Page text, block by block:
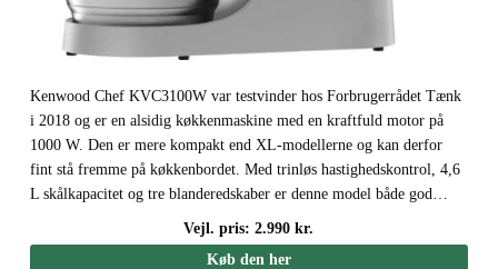
Kenwood Chef KVC3100W var testvinder hos Forbrugerrådet Tænk
i 2018 og er en alsidig køkkenmaskine med en kraftfuld motor på
1000 W. Den er mere kompakt end XL-modellerne og kan derfor
fint stå fremme på køkkenbordet. Med trinløs hastighedskontrol, 4,6
L skålkapacitet og tre blanderedskaber er denne model både god…
Vejl. pris: 2.990 kr.
Køb den her